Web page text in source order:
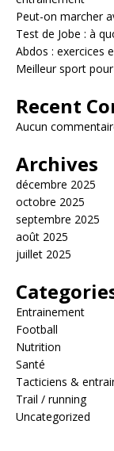
Peut-on marcher
Test de Jobe : à
Abdos : exercices
Meilleur sport
Recent
Aucun
Archives
décembre 2025
octobre 2025
septembre 2025
août 2025
juillet 2025
Entrainement
Football
Nutrition
Santé
Tacticiens &
Trail / running
Uncategorized